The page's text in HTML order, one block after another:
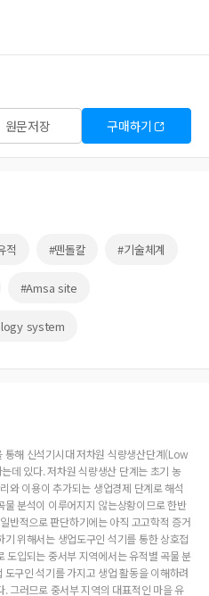
원문저장 구매하기
적 #뗀돌칼 #기술체계
#Amsa site
system
통해 신석기시대 저차원 식량생산단계(Low
있다. 저차원 식량생산 단계는 초기 농
와 이용이 추가되는 생업경제 단계로 해석
분석이 이루어지지 않는상황이므로 한반
반적으로 판단하기에는 아직 고고학적 증거
위해서는 생업도구인 석기를 통한 상호접
도입되는 중서부 지역에서는 유적별 곡물 분
구인 석기를 가지고 생업 활동을 이해하려
그러므로 중서부 지역의 대표적인 마을 유